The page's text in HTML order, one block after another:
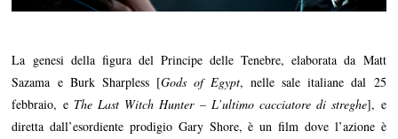
La genesi della figura del Principe delle Tenebre, elaborata da Matt
Sazama e Burk Sharpless [Gods of Egypt, nelle sale italiane dal 25
febbraio, eThe Last Witch Hunter – L’ultimo cacciatore di streghe], e
diretta dall’esordiente prodigio Gary Shore, è un film dove l’azione è